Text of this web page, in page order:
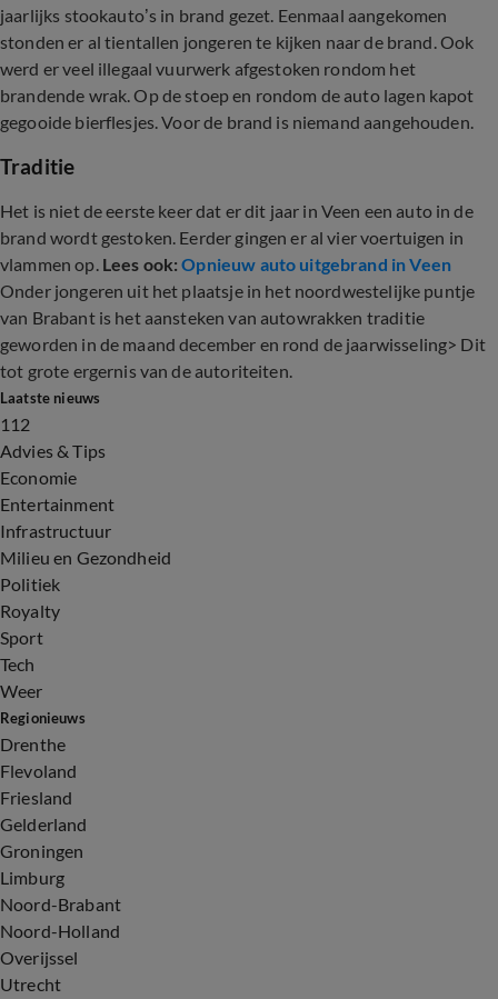
jaarlijks stookauto’s in brand gezet. Eenmaal aangekomen
stonden er al tientallen jongeren te kijken naar de brand. Ook
werd er veel illegaal vuurwerk afgestoken rondom het
brandende wrak. Op de stoep en rondom de auto lagen kapot
gegooide bierflesjes. Voor de brand is niemand aangehouden.
Traditie
Het is niet de eerste keer dat er dit jaar in Veen een auto in de
brand wordt gestoken. Eerder gingen er al vier voertuigen in
vlammen op. Lees ook:Opnieuw auto uitgebrand in Veen
Onder jongeren uit het plaatsje in het noordwestelijke puntje
van Brabant is het aansteken van autowrakken traditie
geworden in de maand december en rond de jaarwisseling> Dit
tot grote ergernis van de autoriteiten.
Laatste nieuws
112
Advies & Tips
Economie
Entertainment
Infrastructuur
Milieu en Gezondheid
Politiek
Royalty
Sport
Tech
Weer
Regionieuws
Drenthe
Flevoland
Friesland
Gelderland
Groningen
Limburg
Noord-Brabant
Noord-Holland
Overijssel
Utrecht